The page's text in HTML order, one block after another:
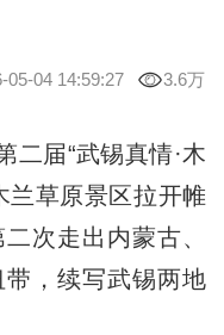
05-04 14:59:27 3.6万
届“武锡真情·木
兰草原景区拉开帷
次走出内蒙古、
，续写武锡两地